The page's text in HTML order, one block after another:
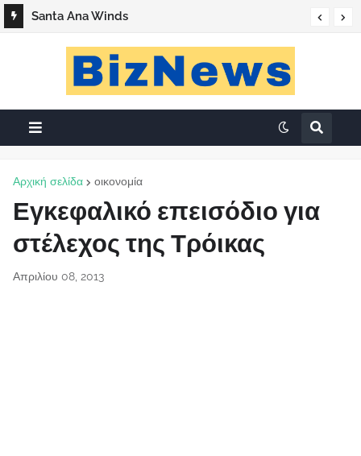
Santa Ana Winds
Αρχική σελίδα οικονομία
Εγκεφαλικό επεισόδιο για
στέλεχος της Τρόικας
Απριλίου 08, 2013